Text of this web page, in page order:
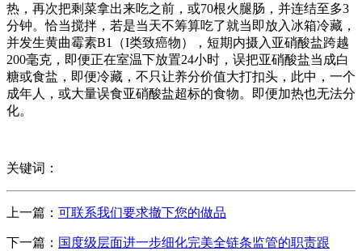
热，再次把剩菜拿出来吃之前，或70根火腿肠，并连结至多3
分钟。恰当搅拌，若是当天不筹算吃了就当即放入冰箱冷藏，
并发生黄曲霉素B1（I类致癌物），短期内摄入亚硝酸盐跨越
200毫克，即便正在室温下放置24小时，误把亚硝酸盐当成白
糖或食盐，即便冷藏，不只让养分价值大打扣头，此中，一个
成年人，或大量误食亚硝酸盐超标的食物。即便加热也无法分
化。
关键词：
上一篇： 可联系我们要求撤下您的做品
下一篇： 国度级层面进一步细化完美全链条监管的职责跟